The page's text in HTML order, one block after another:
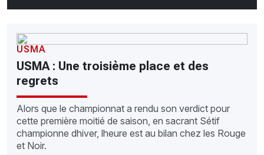
USMA
USMA : Une troisième place et des
regrets
Alors que le championnat a rendu son verdict pour
cette première moitié de saison, en sacrant Sétif
championne dhiver, lheure est au bilan chez les Rouge
et Noir.